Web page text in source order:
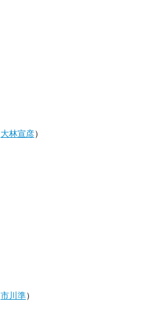
大林宣彦）
市川準）